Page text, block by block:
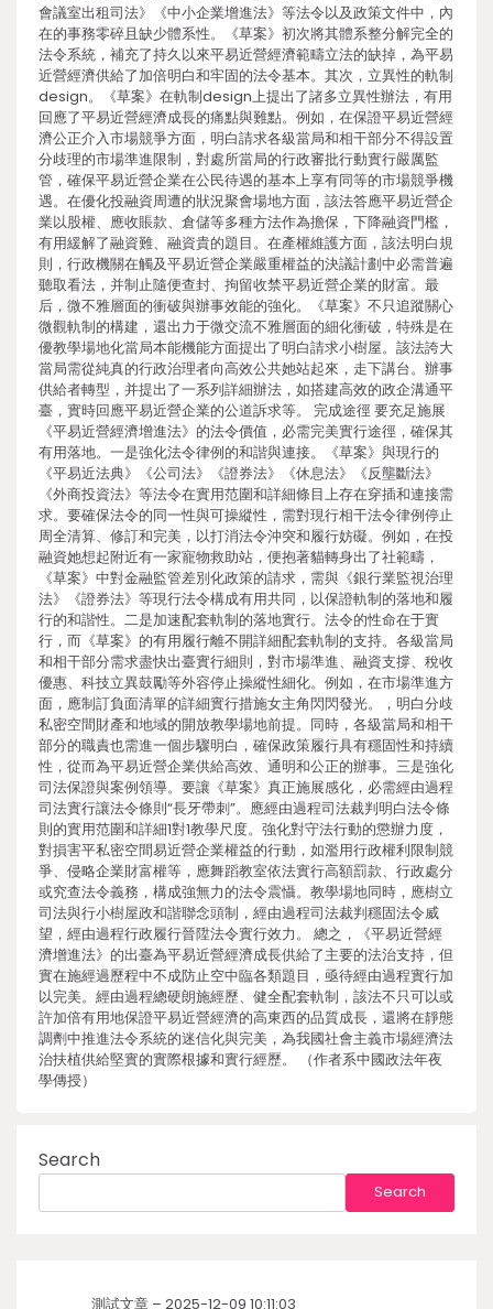
會議室出租司法》《中小企業增進法》等法令以及政策文件中，內
在的事務零碎且缺少體系性。《草案》初次將其體系整分解完全的
法令系統，補充了持久以來平易近營經濟範疇立法的缺掉，為平易
近營經濟供給了加倍明白和牢固的法令基本。其次，立異性的軌制
design。《草案》在軌制design上提出了諸多立異性辦法，有用
回應了平易近營經濟成長的痛點與難點。例如，在保證平易近營經
濟公正介入市場競爭方面，明白請求各級當局和相干部分不得設置
分歧理的市場準進限制，對處所當局的行政審批行動實行嚴厲監
管，確保平易近營企業在公民待遇的基本上享有同等的市場競爭機
遇。在優化投融資周遭的狀況聚會場地方面，該法答應平易近營企
業以股權、應收賬款、倉儲等多種方法作為擔保，下降融資門檻，
有用緩解了融資難、融資貴的題目。在產權維護方面，該法明白規
則，行政機關在觸及平易近營企業嚴重權益的決議計劃中必需普遍
聽取看法，并制止隨便查封、拘留收禁平易近營企業的財富。最
后，微不雅層面的衝破與辦事效能的強化。《草案》不只追蹤關心
微觀軌制的構建，還出力于微交流不雅層面的細化衝破，特殊是在
優教學場地化當局本能機能方面提出了明白請求小樹屋。該法誇大
當局需從純真的行政治理者向高效公共她站起來，走下講台。辦事
供給者轉型，并提出了一系列詳細辦法，如搭建高效的政企溝通平
臺，實時回應平易近營企業的公道訴求等。 完成途徑 要充足施展
《平易近營經濟增進法》的法令價值，必需完美實行途徑，確保其
有用落地。一是強化法令律例的和諧與連接。《草案》與現行的
《平易近法典》《公司法》《證券法》《休息法》《反壟斷法》
《外商投資法》等法令在實用范圍和詳細條目上存在穿插和連接需
求。要確保法令的同一性與可操縱性，需對現行相干法令律例停止
周全清算、修訂和完美，以打消法令沖突和履行妨礙。例如，在投
融資她想起附近有一家寵物救助站，便抱著貓轉身出了社範疇，
《草案》中對金融監管差別化政策的請求，需與《銀行業監視治理
法》《證券法》等現行法令構成有用共同，以保證軌制的落地和履
行的和諧性。二是加速配套軌制的落地實行。法令的性命在于實
行，而《草案》的有用履行離不開詳細配套軌制的支持。各級當局
和相干部分需求盡快出臺實行細則，對市場準進、融資支撐、稅收
優惠、科技立異鼓勵等外容停止操縱性細化。例如，在市場準進方
面，應制訂負面清單的詳細實行措施女主角閃閃發光。，明白分歧
私密空間財產和地域的開放教學場地前提。同時，各級當局和相干
部分的職責也需進一個步驟明白，確保政策履行具有穩固性和持續
性，從而為平易近營企業供給高效、通明和公正的辦事。三是強化
司法保證與案例領導。要讓《草案》真正施展感化，必需經由過程
司法實行讓法令條則“長牙帶刺”。應經由過程司法裁判明白法令條
則的實用范圍和詳細1對1教學尺度。強化對守法行動的懲辦力度，
對損害平私密空間易近營企業權益的行動，如濫用行政權利限制競
爭、侵略企業財富權等，應舞蹈教室依法實行高額罰款、行政處分
或究查法令義務，構成強無力的法令震懾。教學場地同時，應樹立
司法與行小樹屋政和諧聯念頭制，經由過程司法裁判穩固法令威
望，經由過程行政履行晉陞法令實行效力。 總之，《平易近營經
濟增進法》的出臺為平易近營經濟成長供給了主要的法治支持，但
實在施經過歷程中不成防止空中臨各類題目，亟待經由過程實行加
以完美。經由過程總硬朗施經歷、健全配套軌制，該法不只可以或
許加倍有用地保證平易近營經濟的高東西的品質成長，還將在靜態
調劑中推進法令系統的迷信化與完美，為我國社會主義市場經濟法
治扶植供給堅實的實際根據和實行經歷。 （作者系中國政法年夜
學傳授）
Search
Search
測試文章 – 2025-12-09 10:11:03